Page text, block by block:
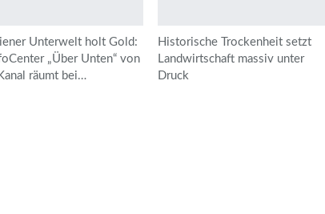
Unterwelt holt Gold:
„Über Unten“ von
räumt bei…
Historische Trockenheit setzt
Landwirtschaft massiv unter
Druck